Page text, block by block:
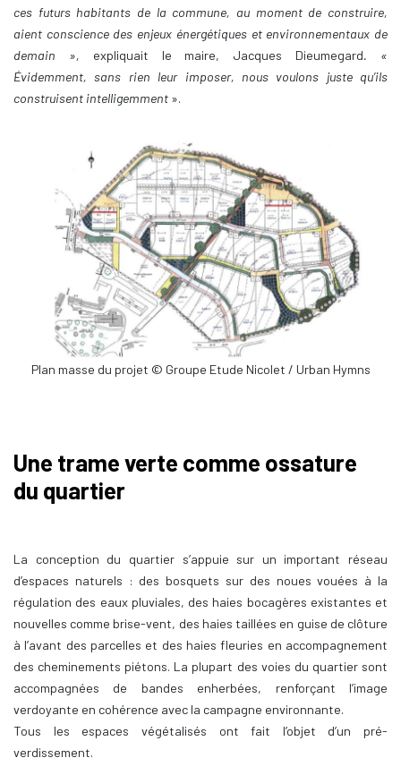
ces futurs habitants de la commune, au moment de construire,
aient conscience des enjeux énergétiques et environnementaux de
demain », expliquait le maire, Jacques Dieumegard. «
Évidemment, sans rien leur imposer, nous voulons juste qu’ils
construisent intelligemment ».
Plan masse du projet © Groupe Etude Nicolet / Urban Hymns
Une trame verte comme ossature
du quartier
La conception du quartier s’appuie sur un important réseau
d’espaces naturels : des bosquets sur des noues vouées à la
régulation des eaux pluviales, des haies bocagères existantes et
nouvelles comme brise-vent, des haies taillées en guise de clôture
à l’avant des parcelles et des haies fleuries en accompagnement
des cheminements piétons. La plupart des voies du quartier sont
accompagnées de bandes enherbées, renforçant l’image
verdoyante en cohérence avec la campagne environnante.
Tous les espaces végétalisés ont fait l’objet d’un pré-
verdissement.